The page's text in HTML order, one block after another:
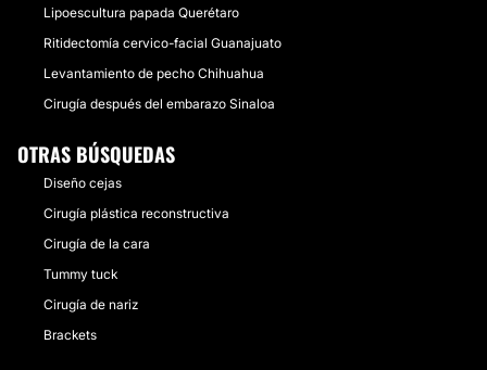
Lipoescultura papada Querétaro
Ritidectomía cervico-facial Guanajuato
Levantamiento de pecho Chihuahua
Cirugía después del embarazo Sinaloa
OTRAS BÚSQUEDAS
Diseño cejas
Cirugía plástica reconstructiva
Cirugía de la cara
Tummy tuck
Cirugía de nariz
Brackets